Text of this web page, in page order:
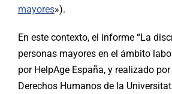
mayores»).
En este contexto, el informe “La
personas mayores en el ámbito
por HelpAge España, y realizado
Derechos Humanos de la